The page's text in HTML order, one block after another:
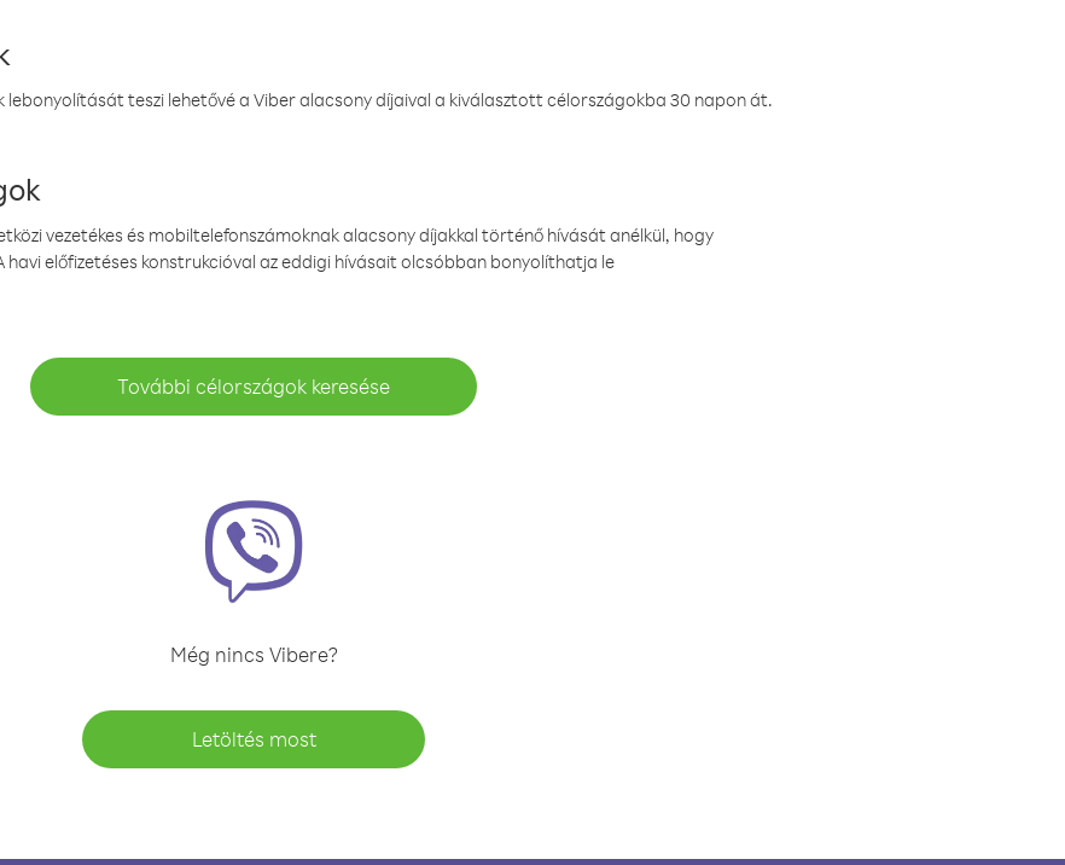
lebonyolítását teszi lehetővé a Viber alacsony díjaival a kiválasztott célországokba 30 napon át.
vezetékes és mobiltelefonszámoknak alacsony díjakkal történő hívását anélkül, hogy
előfizetéses konstrukcióval az eddigi hívásait olcsóbban bonyolíthatja le
További célországok keresése
Még nincs Vibere?
Letöltés most